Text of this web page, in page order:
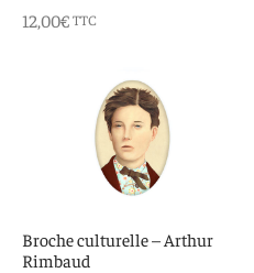
12,00€TTC
Broche culturelle – Arthur
Rimbaud